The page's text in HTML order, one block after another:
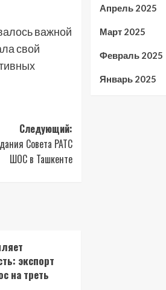
важной
свой
Следующий:
Совета РАТС
ШОС в Ташкенте
экспорт
на треть
Апрель 2025
Март 2025
Февраль 2025
Январь 2025